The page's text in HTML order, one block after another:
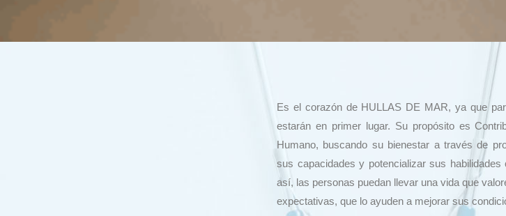
Es el corazón de HULLAS DE MAR, ya que
estarán en primer lugar. Su propósito es
Humano, buscando su bienestar a través de
sus capacidades y potencializar sus
así, las personas puedan llevar una vida que
expectativas, que lo ayuden a mejorar sus